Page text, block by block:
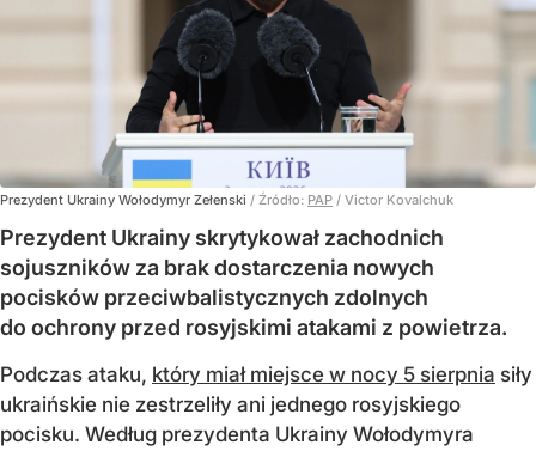
Prezydent Ukrainy Wołodymyr Zełenski / Źródło: PAP / Victor Kovalchuk
Prezydent Ukrainy skrytykował zachodnich
sojuszników za brak dostarczenia nowych
pocisków przeciwbalistycznych zdolnych
do ochrony przed rosyjskimi atakami z powietrza.
Podczas ataku, który miał miejsce w nocy 5 sierpnia siły
ukraińskie nie zestrzeliły ani jednego rosyjskiego
pocisku. Według prezydenta Ukrainy Wołodymyra